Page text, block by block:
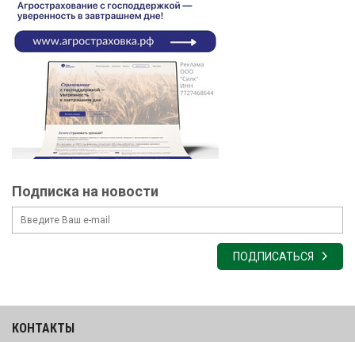
Подписка на новости
ПОДПИСАТЬСЯ
КОНТАКТЫ